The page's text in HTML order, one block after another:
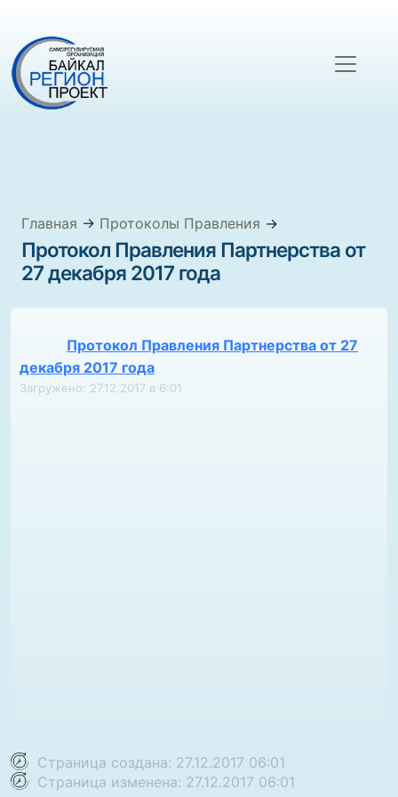
Главная → Протоколы Правления →
Протокол Правления Партнерства от
27 декабря 2017 года
Протокол Правления Партнерства от 27
декабря 2017 года
Загружено: 27.12.2017 в 6:01
Страница создана: 27.12.2017 06:01
Страница изменена: 27.12.2017 06:01